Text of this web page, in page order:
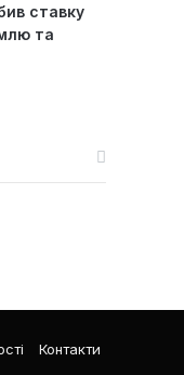
ставку
та
Контакти